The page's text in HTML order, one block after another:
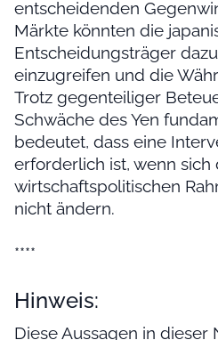
entscheidenden
Märkte könnten die
Entscheidungsträger
einzugreifen und die
Trotz gegenteiliger
Schwäche des Yen
bedeutet, dass eine
erforderlich ist, wenn sich
wirtschaftspolitischen
nicht ändern.
****
Hinweis:
Diese Aussagen in dieser